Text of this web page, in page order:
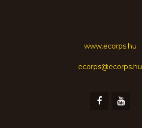
www.ecorps.hu
ecorps@ecorps.hu